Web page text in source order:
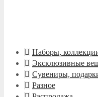
Наборы,
Эксклюзивные
Сувениры,
Разное